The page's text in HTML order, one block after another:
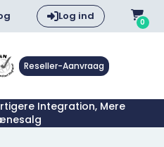
Log ind 0
Reseller-Aanvraag
Integration, Mere